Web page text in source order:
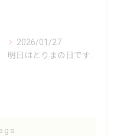
2026/01/27